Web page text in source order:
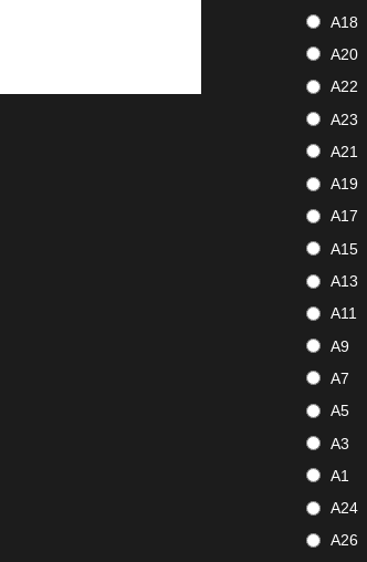
A18
A20
A22
A23
A21
A19
A17
A15
A13
A11
A9
A7
A5
A3
A1
A24
A26